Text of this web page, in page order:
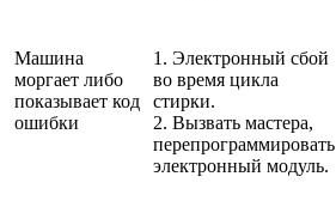
Машина
моргает либо
показывает код
ошибки
1. Электронный сбой
во время цикла
стирки.
2. Вызвать мастера,
перепрограммировать
электронный модуль.